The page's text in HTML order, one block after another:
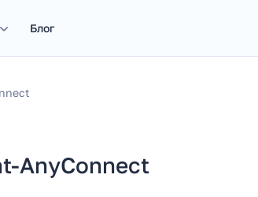
Блог
AnyConnect